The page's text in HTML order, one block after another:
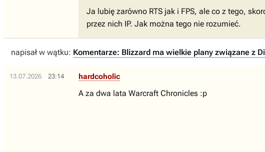
Ja lubię zarówno RTS jak i FPS, ale co z tego,
przez nich IP. Jak można tego nie rozumieć.
napisał w wątku: Komentarze: Blizzard ma wielkie plany związane z
13.07.2026 23:14 hardcoholic
A za dwa lata Warcraft Chronicles :p